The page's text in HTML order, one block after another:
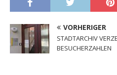
VORHERIGER
STADTARCHIV
BESUCHERZAHLEN